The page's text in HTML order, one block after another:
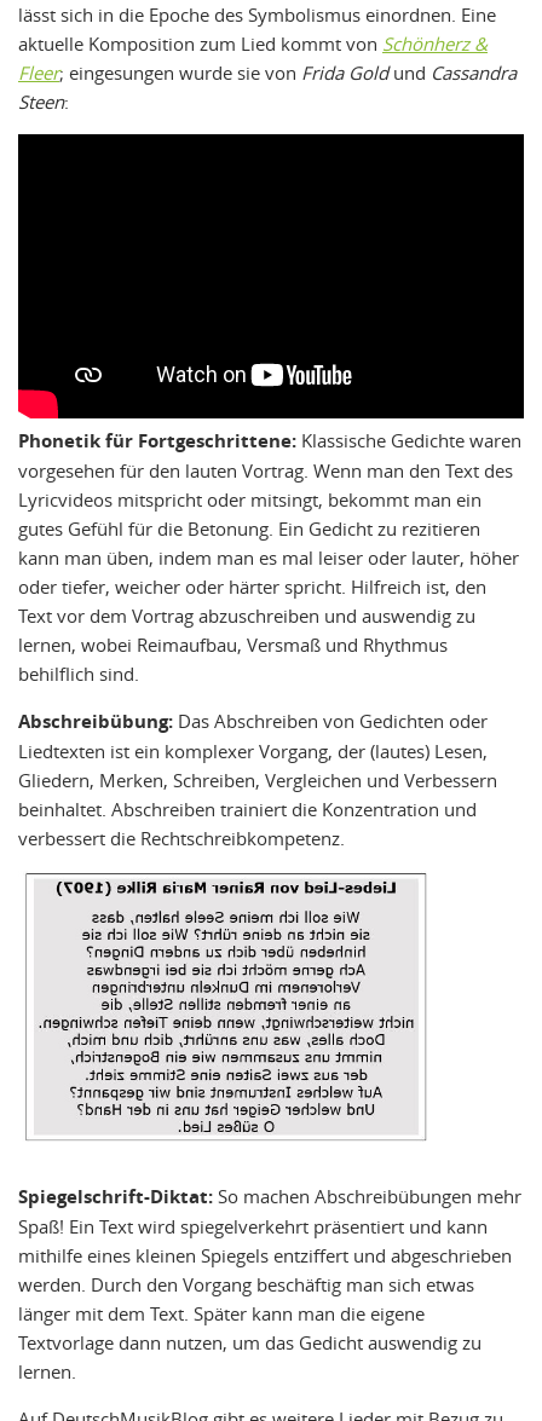
lässt sich in die Epoche des Symbolismus einordnen. Eine
aktuelle Komposition zum Lied kommt von Schönherz &
Fleer; eingesungen wurde sie von Frida Goldund Cassandra
Steen:
Phonetik für Fortgeschrittene: Klassische Gedichte waren
vorgesehen für den lauten Vortrag. Wenn man den Text des
Lyricvideos mitspricht oder mitsingt, bekommt man ein
gutes Gefühl für die Betonung. Ein Gedicht zu rezitieren
kann man üben, indem man es mal leiser oder lauter, höher
oder tiefer, weicher oder härter spricht. Hilfreich ist, den
Text vor dem Vortrag abzuschreiben und auswendig zu
lernen, wobei Reimaufbau, Versmaß und Rhythmus
behilflich sind.
Abschreibübung: Das Abschreiben von Gedichten oder
Liedtexten ist ein komplexer Vorgang, der (lautes) Lesen,
Gliedern, Merken, Schreiben, Vergleichen und Verbessern
beinhaltet. Abschreiben trainiert die Konzentration und
verbessert die Rechtschreibkompetenz.
Spiegelschrift-Diktat: So machen Abschreibübungen mehr
Spaß! Ein Text wird spiegelverkehrt präsentiert und kann
mithilfe eines kleinen Spiegels entziffert und abgeschrieben
werden. Durch den Vorgang beschäftig man sich etwas
länger mit dem Text. Später kann man die eigene
Textvorlage dann nutzen, um das Gedicht auswendig zu
lernen.